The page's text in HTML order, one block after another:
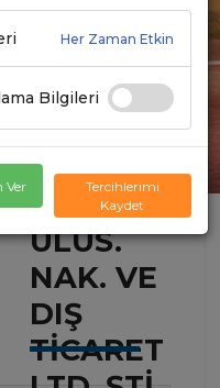
ARES
ULUS.
NAK. VE
DIŞ
TICARET
Her Zaman Etkin
Bilgileri
Ver
Tercihlerimi
Kaydet